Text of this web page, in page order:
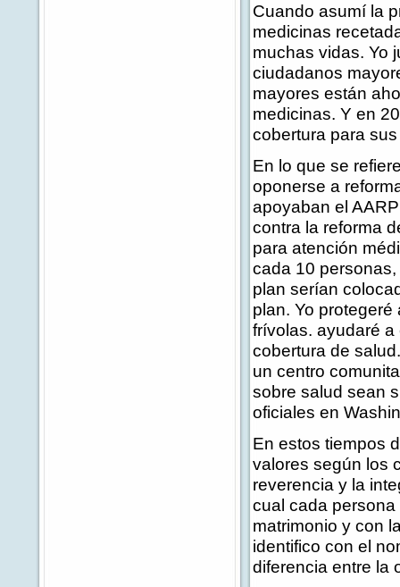
Cuando asumí la
medicinas
muchas vidas. Yo
ciudadanos
mayores están
medicinas. Y en
cobertura para
En lo que se
oponerse a
apoyaban el
contra la reforma
para atención
cada 10
plan serían
plan. Yo
frívolas. ayudaré
cobertura de
un centro
sobre salud sean
oficiales en
En estos tiempos
valores según los
reverencia y la
cual cada
matrimonio y con
identifico con el
diferencia entre la